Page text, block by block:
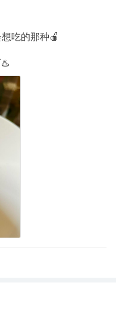
吃的那种🍎
♨️